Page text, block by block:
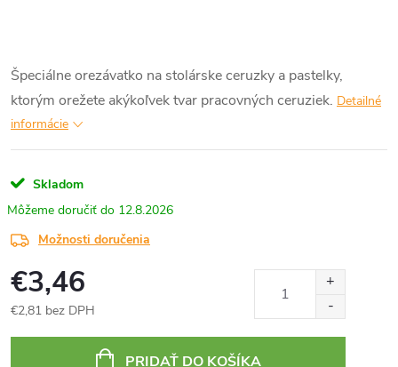
Špeciálne orezávatko na stolárske ceruzky a pastelky,
ktorým orežete akýkoľvek tvar pracovných ceruziek. Detailné
informácie
Skladom
12.8.2026
Možnosti doručenia
€3,46
€2,81 bez DPH
PRIDAŤ DO KOŠÍKA